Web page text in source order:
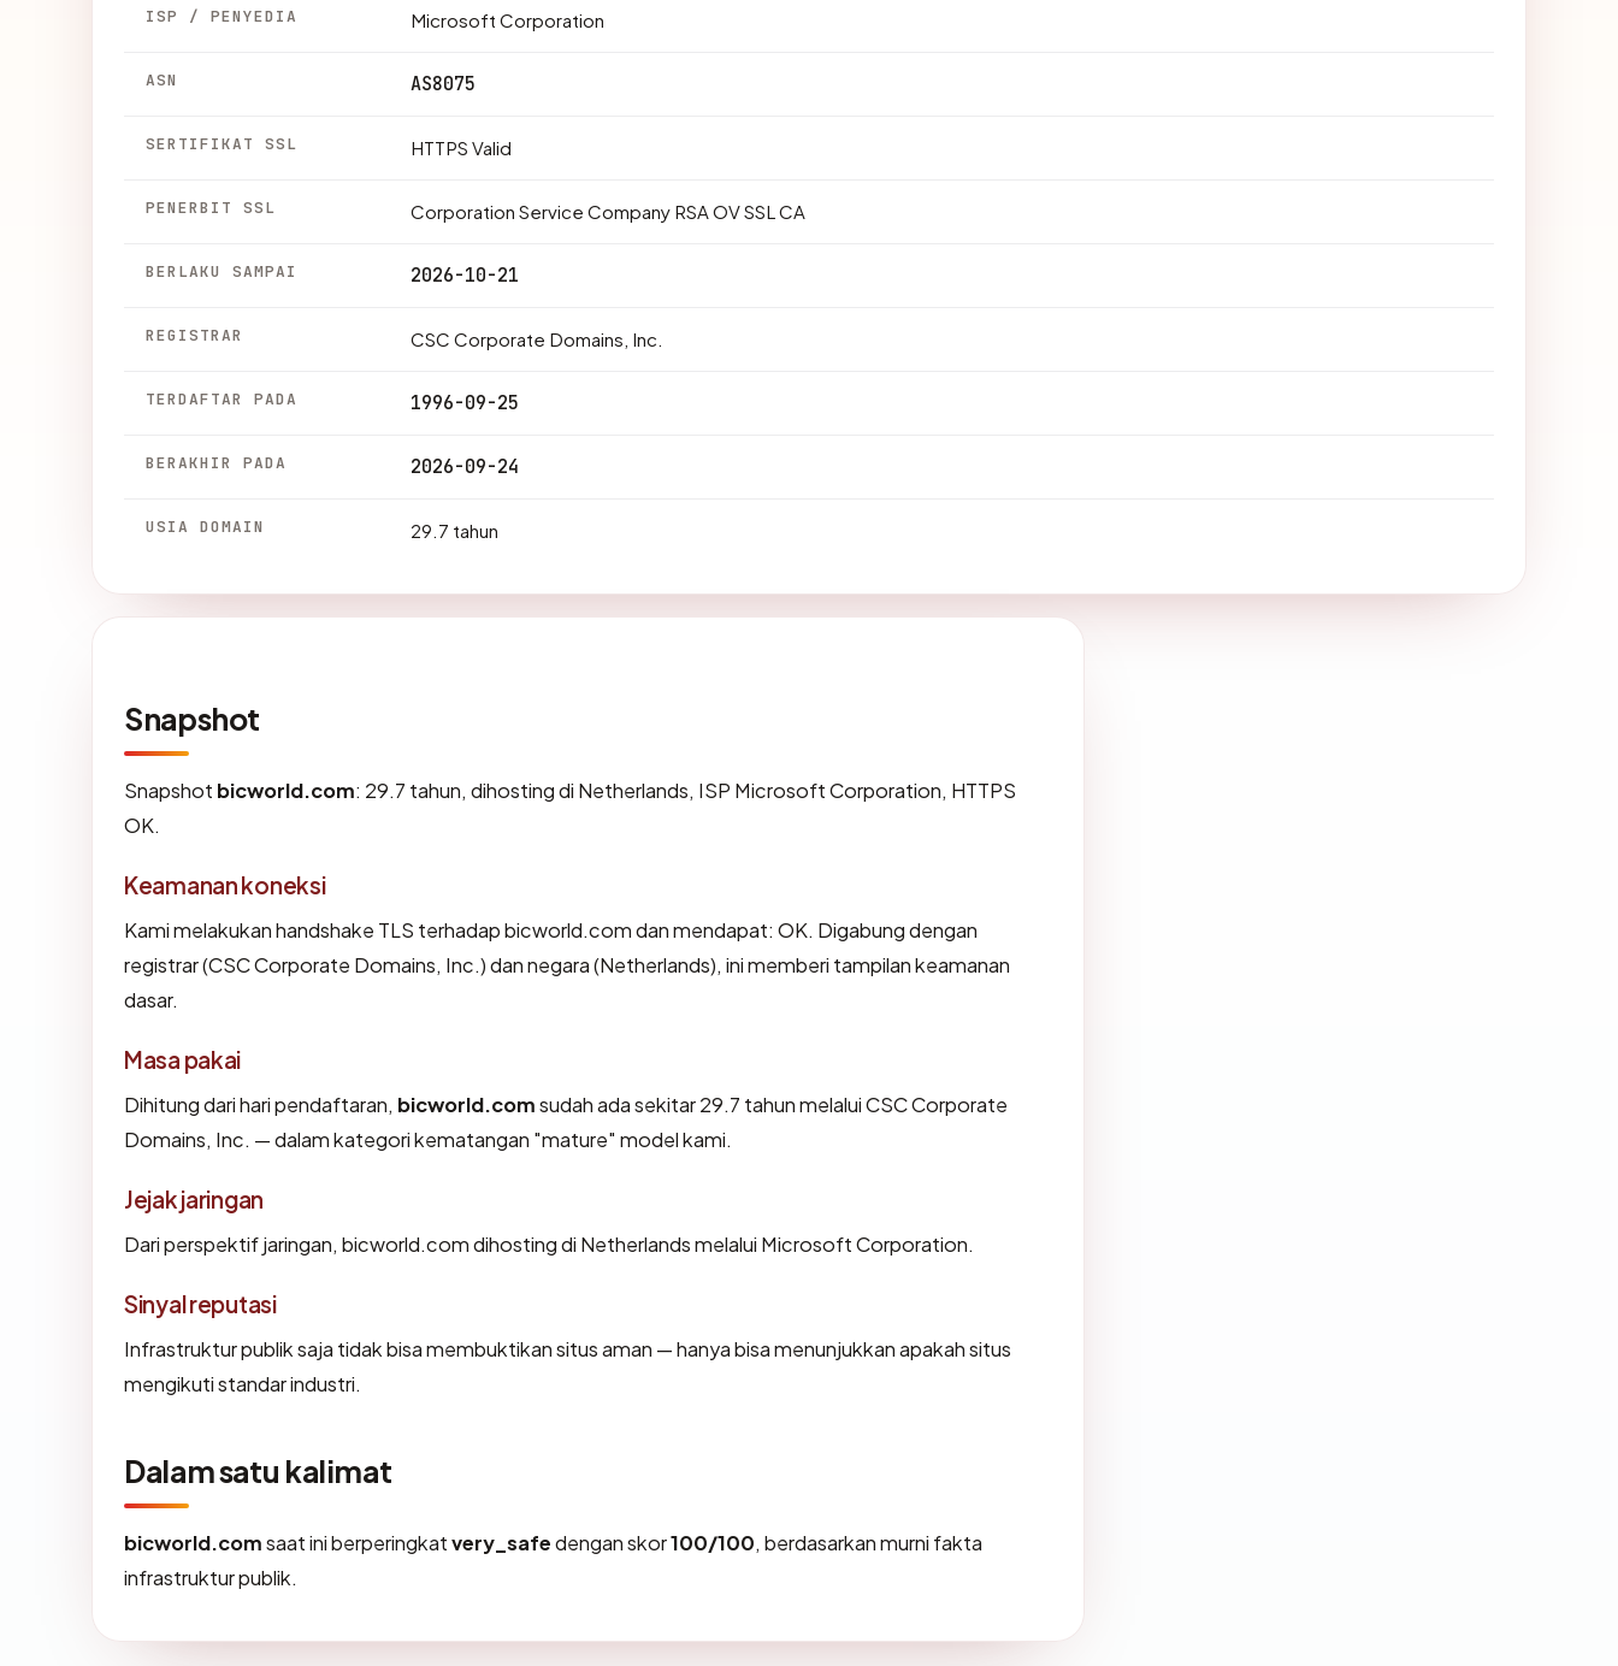
ISP / PENYEDIA Microsoft Corporation
ASN AS8075
SERTIFIKAT SSL HTTPS Valid
PENERBIT SSL Corporation Service Company RSA OV SSL CA
BERLAKU SAMPAI 2026-10-21
REGISTRAR CSC Corporate Domains, Inc.
TERDAFTAR PADA 1996-09-25
BERAKHIR PADA 2026-09-24
USIA DOMAIN 29.7 tahun
Snapshot
Snapshot bicworld.com: 29.7 tahun, dihosting di Netherlands, ISP Microsoft Corporation, HTTPS
OK.
Keamanan koneksi
Kami melakukan handshake TLS terhadap bicworld.com dan mendapat: OK. Digabung dengan
registrar (CSC Corporate Domains, Inc.) dan negara (Netherlands), ini memberi tampilan keamanan
dasar.
Masa pakai
Dihitung dari hari pendaftaran, bicworld.comsudah ada sekitar 29.7 tahun melalui CSC Corporate
Domains, Inc. — dalam kategori kematangan "mature" model kami.
Jejak jaringan
Dari perspektif jaringan, bicworld.com dihosting di Netherlands melalui Microsoft Corporation.
Sinyal reputasi
Infrastruktur publik saja tidak bisa membuktikan situs aman — hanya bisa menunjukkan apakah situs
mengikuti standar industri.
Dalam satu kalimat
bicworld.comsaat ini berperingkatvery_safedengan skor100/100, berdasarkan murni fakta
infrastruktur publik.